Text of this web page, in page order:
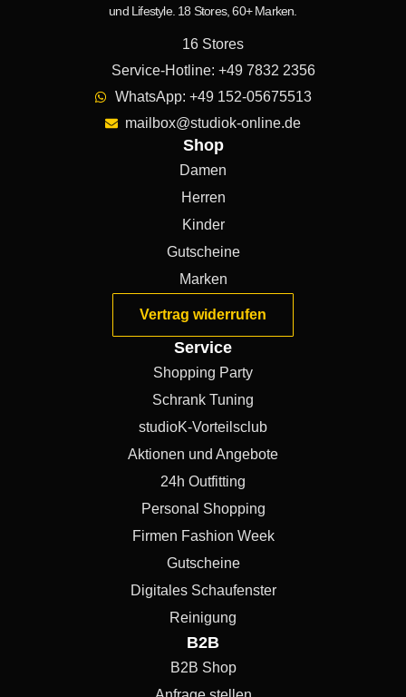
und Lifestyle. 18 Stores, 60+ Marken.
16 Stores
Service-Hotline: +49 7832 2356
WhatsApp: +49 152-05675513
mailbox@studiok-online.de
Shop
Damen
Herren
Kinder
Gutscheine
Marken
Vertrag widerrufen
Service
Shopping Party
Schrank Tuning
studioK-Vorteilsclub
Aktionen und Angebote
24h Outfitting
Personal Shopping
Firmen Fashion Week
Gutscheine
Digitales Schaufenster
Reinigung
B2B
B2B Shop